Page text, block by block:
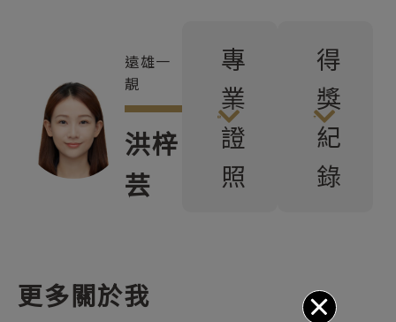
遠雄一
靚
洪梓
芸
專
業
證
照
得
獎
紀
錄
更多關於我